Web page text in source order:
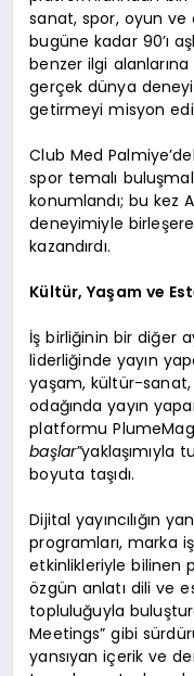
sanat, spor, oyun ve
bugüne kadar 90’ı
benzer ilgi
gerçek dünya
getirmeyi misyon
Club Med
spor temalı
konumlandı; bu kez
deneyimiyle
kazandırdı.
Kültür, Yaşam ve
İş birliğinin bir diğer
liderliğinde yayın
yaşam, kültür-
odağında yayın
platformu
başlar”yaklaşımıyla
boyuta taşıdı.
Dijital yayıncılığın
programları, marka
etkinlikleriyle bilinen
özgün anlatı dili ve
topluluğuyla
Meetings” gibi
yansıyan içerik ve